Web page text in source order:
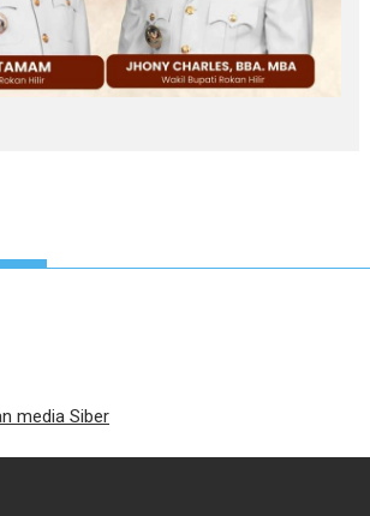
media Siber